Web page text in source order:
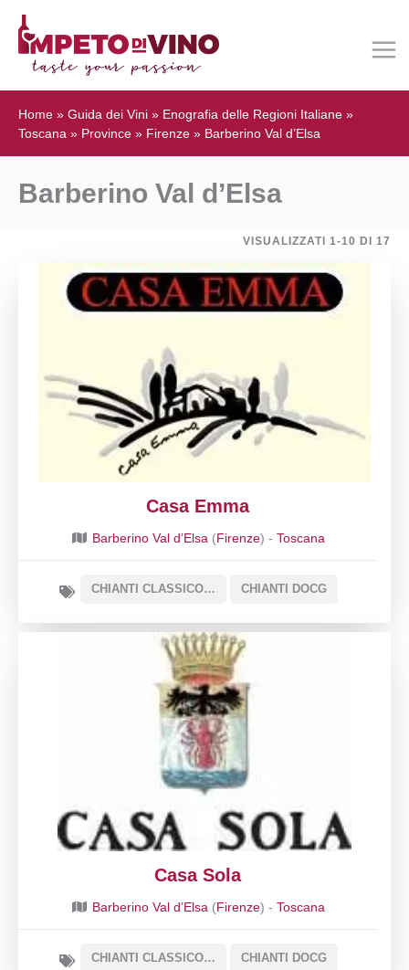
Home » Guida dei Vini » Enografia delle Regioni Italiane »
Toscana » Province » Firenze » Barberino Val d’Elsa
Barberino Val d’Elsa
VISUALIZZATI 1-10 DI 17
Casa Emma
Barberino Val d’Elsa (Firenze) - Toscana
CHIANTI CLASSICO DOCG CHIANTI DOCG
Casa Sola
Barberino Val d’Elsa (Firenze) - Toscana
CHIANTI CLASSICO DOCG CHIANTI DOCG